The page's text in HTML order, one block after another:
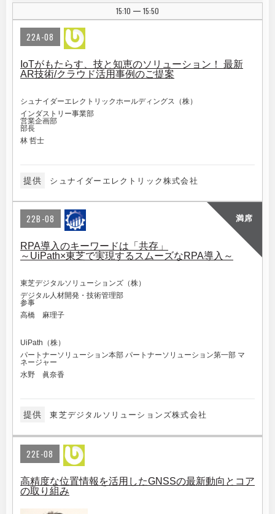
15:10 | 15:50
22A-08
IoTがもたらす、技と知恵のソリューション！ 最新
AR技術/クラウド活用事例のご提案
シュナイダーエレクトリックホールディングス（株）
インダストリー事業部
営業企画部
部長
林 哲士
提供 シュナイダーエレクトリック株式会社
満席
22B-08
RPA導入のキーワードは「共存」
～UiPath×東芝で実現するスムーズなRPA導入～
東芝デジタルソリューションズ（株）
デジタル人材開発・技術管理部
参事
高橋 麻理子
UiPath（株）
パートナーソリューション本部 パートナーソリューション第一部 マ
ネージャー
水野 眞奈香
提供 東芝デジタルソリューションズ株式会社
22E-08
高精度な位置情報を活用したGNSSの最新動向とコア
の取り組み